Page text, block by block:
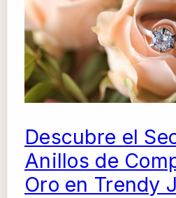
Descubre el
Anillos de
Oro en Trendy